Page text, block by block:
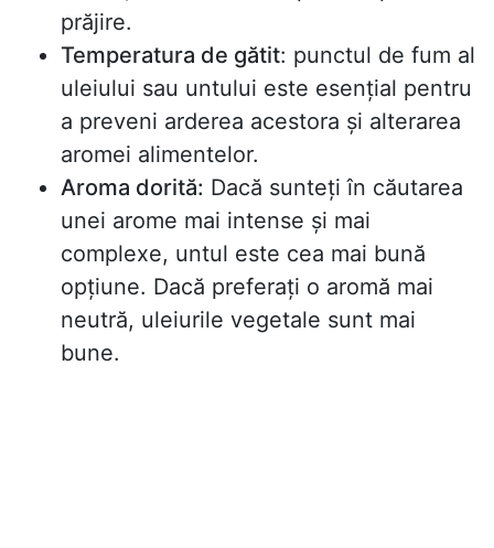
prăjire.
Temperatura de gătit: punctul de fum al
uleiului sau untului este esențial pentru
a preveni arderea acestora și alterarea
aromei alimentelor.
Aroma dorită: Dacă sunteți în căutarea
unei arome mai intense și mai
complexe, untul este cea mai bună
opțiune. Dacă preferați o aromă mai
neutră, uleiurile vegetale sunt mai
bune.